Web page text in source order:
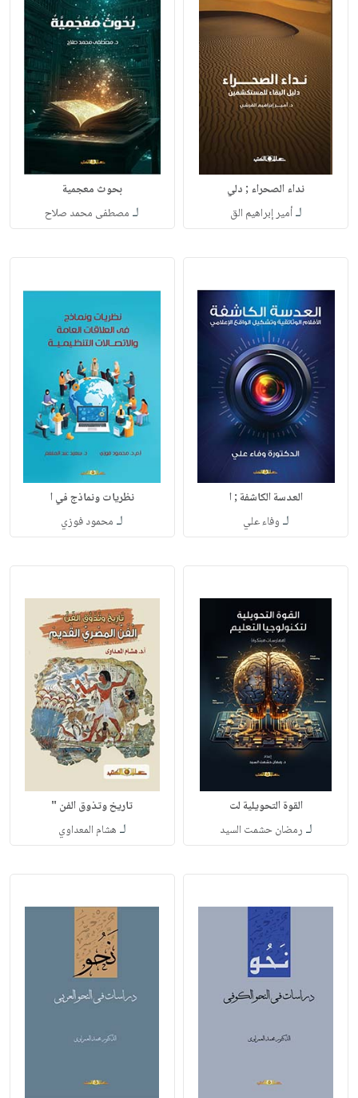
نداء الصحراء ; دلي
لـأمير إبراهيم الق
بحوث معجمية
لـ مصطفى محمد صلاح
العدسة الكاشفة ; ا
لـ وفاء علي
نظريات ونماذج في ا
لـ محمود فوزي
القوة التحويلية لت
لـ رمضان حشمت السيد
تاريخ وتذوق الفن "
لـ هشام المعداوي